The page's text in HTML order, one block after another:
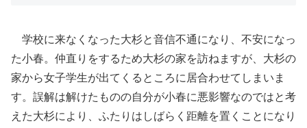
学校に来なくなった大杉と音信不通になり、不安になっ
た小春。仲直りをするため大杉の家を訪ねますが、大杉の
家から女子学生が出てくるところに居合わせてしまいま
す。誤解は解けたものの自分が小春に悪影響なのではと考
えた大杉により、ふたりはしばらく距離を置くことになり